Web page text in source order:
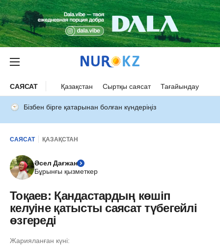
САЯСАТ Қазақстан Сыртқы саясат Тағайындау
Бізбен бірге қатарынан болған күндеріңіз
САЯСАТ ҚАЗАҚСТАН
Әсел Дағжан
Бұрынғы қызметкер
Тоқаев: Қандастардың көшіп
келуіне қатысты саясат түбегейлі
өзгереді
Жарияланған күні: